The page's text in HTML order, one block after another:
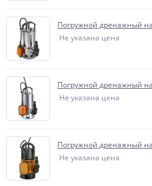
Погружной дренажный
Не указана цена
Погружной дренажный
Не указана цена
Погружной дренажный
Не указана цена